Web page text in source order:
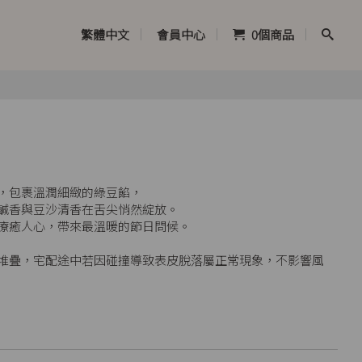
繁體中文 會員中心 0個商品
包裹溫潤細緻的綠豆餡，
香與豆沙清香在舌尖悄然綻放。
人心，帶來最溫暖的節日問候。
，宅配途中若因碰撞導致表皮脫落屬正常現象，不影響風